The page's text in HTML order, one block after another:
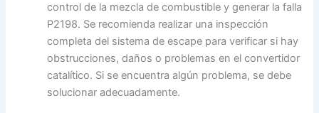
control de la mezcla de combustible y generar la falla
P2198. Se recomienda realizar una inspección
completa del sistema de escape para verificar si hay
obstrucciones, daños o problemas en el convertidor
catalítico. Si se encuentra algún problema, se debe
solucionar adecuadamente.